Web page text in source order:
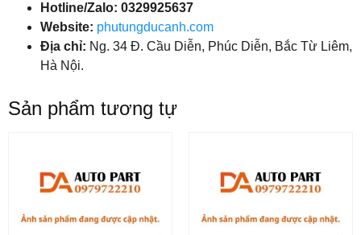
Hotline/Zalo: 0329925637
Website: phutungducanh.com
Địa chỉ: Ng. 34 Đ. Cầu Diễn, Phúc Diễn, Bắc Từ Liêm,
Hà Nội.
Sản phẩm tương tự